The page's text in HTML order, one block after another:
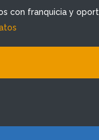
con franquicia y